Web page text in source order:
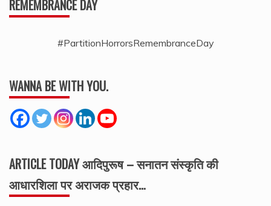
REMEMBRANCE DAY
#PartitionHorrorsRemembranceDay
WANNA BE WITH YOU.
ARTICLE TODAY आदिपुरूष – सनातन संस्कृति की
आधारशिला पर अराजक प्रहार…